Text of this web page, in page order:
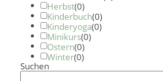
Herbst(0)
Kinderbuch(0)
Kinderyoga(0)
Minikurs(0)
Ostern(0)
Winter(0)
Suchen
Suchen